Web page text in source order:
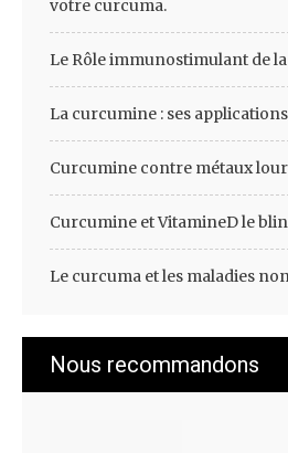
votre curcuma.
Le Rôle immunostimulant de
La curcumine : ses
Curcumine contre métaux
Curcumine et VitamineD le
Le curcuma et les maladies
Nous recommandons